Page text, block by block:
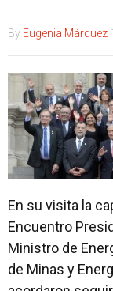
By Eugenia Márquez
En su visita la
Encuentro
Ministro de
de Minas y